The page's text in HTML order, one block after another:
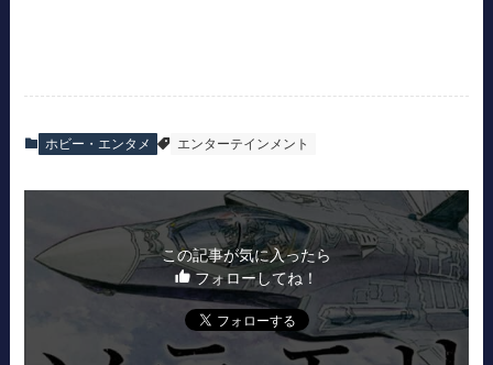
ホビー・エンタメ エンターテインメント
この記事が気に入ったら
フォローしてね！